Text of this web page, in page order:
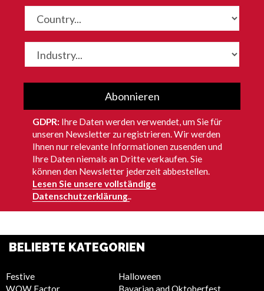
Abonnieren
GDPR: Ihre Daten werden verwendet, um Sie für
unseren Newsletter zu registrieren. Wir werden
Ihnen nur relevante Informationen zusenden und
Ihre Daten niemals an Dritte verkaufen. Sie
können den Newsletter jederzeit abbestellen.
Lesen Sie unsere vollständige
Datenschutzerklärung..
BELIEBTE KATEGORIEN
Festive
WOW Factor
Halloween
Bavarian and Oktoberfest